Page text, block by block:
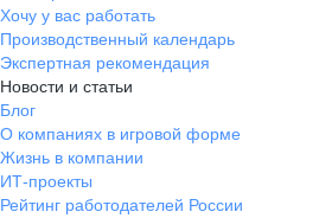
Хочу у вас работать
Производственный календарь
Экспертная рекомендация
Новости и статьи
Блог
О компаниях в игровой форме
Жизнь в компании
ИТ-проекты
Рейтинг работодателей России